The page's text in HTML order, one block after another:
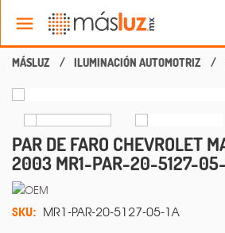
ILUMINACIÓN AUTOMOTRIZ
PAR DE FARO CHEVROLET
2003 MR1-PAR-20-5127-
SKU: MR1-PAR-20-5127-05-1A